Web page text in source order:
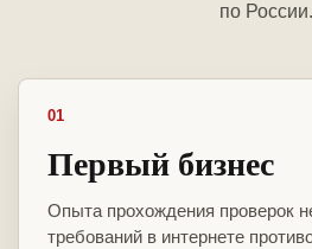
по России.
01
Первый бизнес
Опыта прохождения проверок
требований в интернете